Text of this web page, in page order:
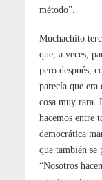
método”.
Muchachito
que, a veces,
pero después,
parecía que
cosa muy rara.
hacemos entre
democrática
que también se
“Nosotros